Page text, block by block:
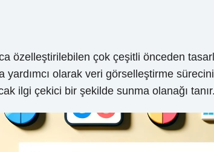
çok çeşitli önceden
olarak veri görselleştirme
ilgi çekici bir şekilde sunma olanağı tanır.